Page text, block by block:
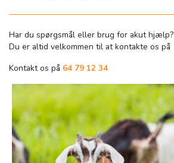
Har du spørgsmål eller brug for akut hjælp?
Du er altid velkommen til at kontakte os på
Kontakt os på 64 79 12 34